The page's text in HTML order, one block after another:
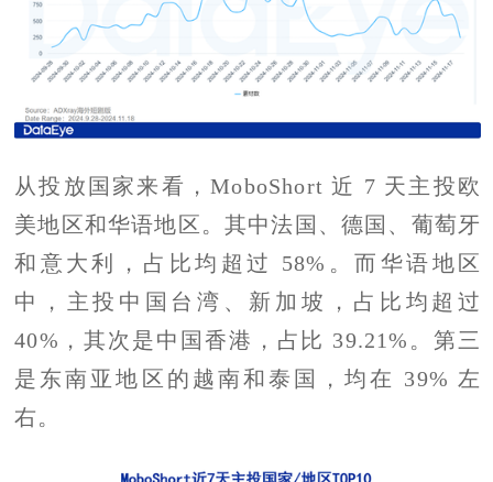
从投放国家来看，MoboShort 近 7 天主投欧
美地区和华语地区。其中法国、德国、葡萄牙
和意大利，占比均超过 58%。而华语地区
中，主投中国台湾、新加坡，占比均超过
40%，其次是中国香港，占比 39.21%。第三
是东南亚地区的越南和泰国，均在 39% 左
右。